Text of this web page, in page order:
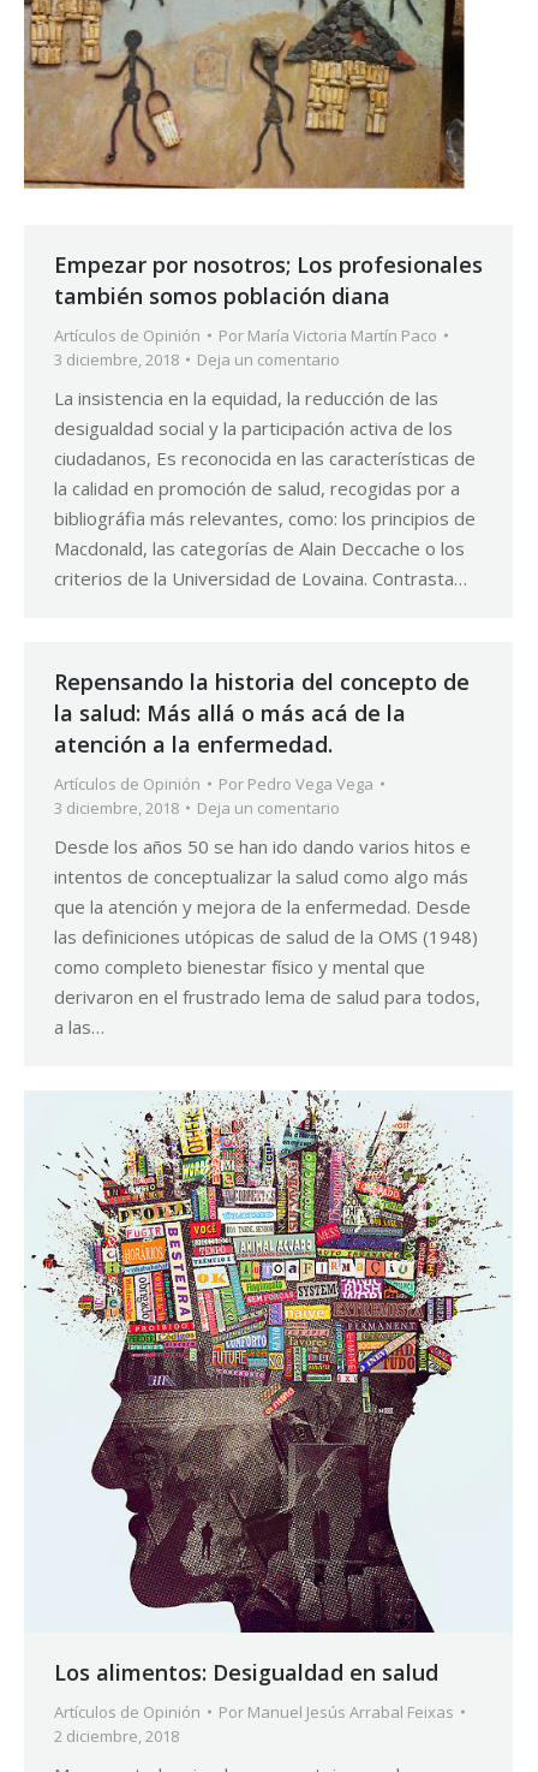
Empezar por nosotros; Los profesionales
también somos población diana
Artículos de Opinión Por María Victoria Martín Paco
3 diciembre, 2018
Deja un comentario
La insistencia en la equidad, la reducción de las
desigualdad social y la participación activa de los
ciudadanos, Es reconocida en las características de
la calidad en promoción de salud, recogidas por a
bibliográfia más relevantes, como: los principios de
Macdonald, las categorías de Alain Deccache o los
criterios de la Universidad de Lovaina. Contrasta…
Repensando la historia del concepto de
la salud: Más allá o más acá de la
atención a la enfermedad.
Artículos de Opinión Por Pedro Vega Vega
3 diciembre, 2018
Deja un comentario
Desde los años 50 se han ido dando varios hitos e
intentos de conceptualizar la salud como algo más
que la atención y mejora de la enfermedad. Desde
las definiciones utópicas de salud de la OMS (1948)
como completo bienestar físico y mental que
derivaron en el frustrado lema de salud para todos,
a las…
Los alimentos: Desigualdad en salud
Artículos de Opinión Por Manuel Jesús Arrabal Feixas
2 diciembre, 2018